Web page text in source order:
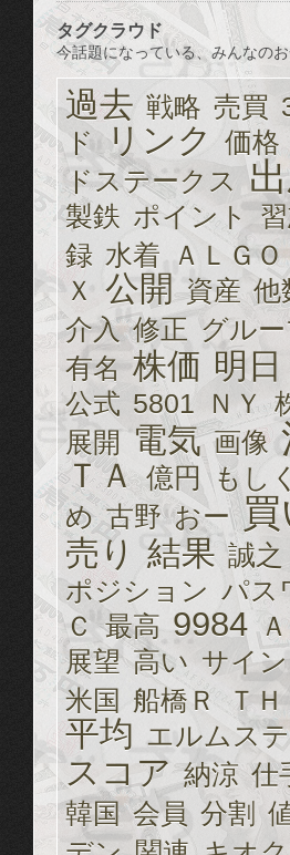
タグクラウド
今話題になっている、みんなの
過去 戦略 売買
ド リンク
価格
ドステークス
製鉄 ポイント
録 水着
ＡＬＧ
Ｘ
公開 資産 他
介入 修正 グル
有名 株価 明日
公式 5801 ＮＹ
展開 電気 画像
ＴＡ 億円 もし
め 古野 おー
売り 結果 誠之
ポジション パス
Ｃ 最高 9984
展望 高い サイン
米国 船橋Ｒ ＴＨ
平均 エルムス
スコア 納涼 仕
韓国 会員 分割